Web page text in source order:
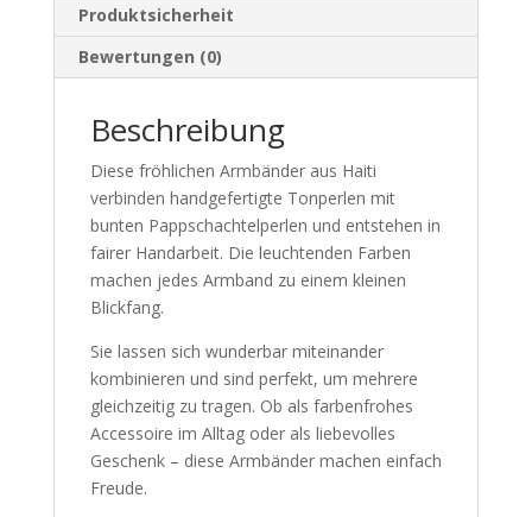
Produktsicherheit
Bewertungen (0)
Beschreibung
Diese fröhlichen Armbänder aus Haiti
verbinden handgefertigte Tonperlen mit
bunten Pappschachtelperlen und entstehen in
fairer Handarbeit. Die leuchtenden Farben
machen jedes Armband zu einem kleinen
Blickfang.
Sie lassen sich wunderbar miteinander
kombinieren und sind perfekt, um mehrere
gleichzeitig zu tragen. Ob als farbenfrohes
Accessoire im Alltag oder als liebevolles
Geschenk – diese Armbänder machen einfach
Freude.